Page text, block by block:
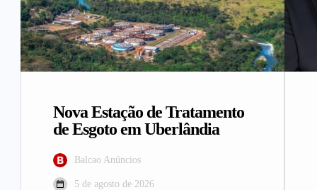
Nova Estação de Tratamento
de Esgoto em Uberlândia
Balcao Anúncios
5 de agosto de 2026